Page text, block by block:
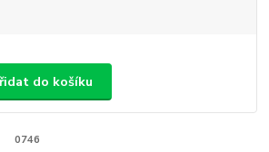
do košíku
0746